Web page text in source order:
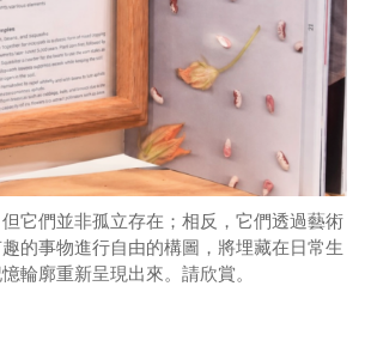
它們並非孤立存在；相反，它們透過藝術
的事物進行自由的構圖，將埋藏在日常生
輪廓重新呈現出來。請欣賞。